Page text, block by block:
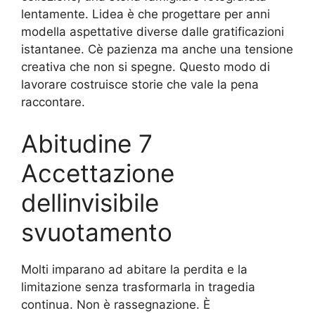
lentamente. Lidea è che progettare per anni
modella aspettative diverse dalle gratificazioni
istantanee. Cè pazienza ma anche una tensione
creativa che non si spegne. Questo modo di
lavorare costruisce storie che vale la pena
raccontare.
Abitudine 7
Accettazione
dellinvisibile
svuotamento
Molti imparano ad abitare la perdita e la
limitazione senza trasformarla in tragedia
continua. Non è rassegnazione. È